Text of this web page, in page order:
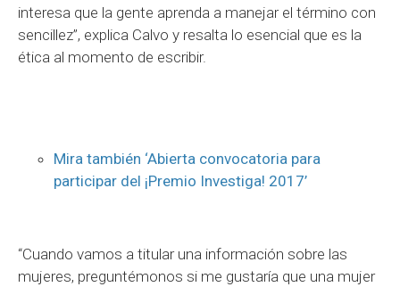
interesa que la gente aprenda a manejar el término con
sencillez”, explica Calvo y resalta lo esencial que es la
ética al momento de escribir.
Mira también ‘Abierta convocatoria para
participar del ¡Premio Investiga! 2017’
“Cuando vamos a titular una información sobre las
mujeres, preguntémonos si me gustaría que una mujer